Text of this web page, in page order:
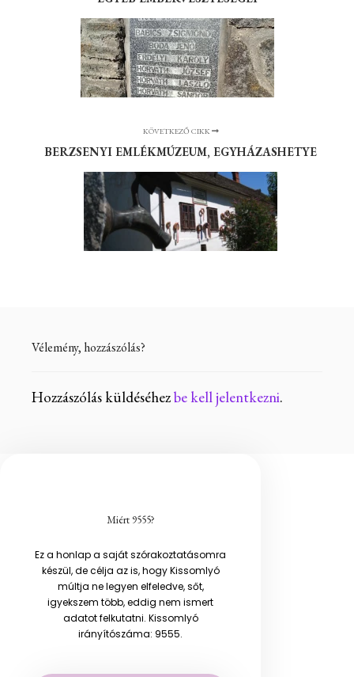
KÖVETKEZŐ CIKK
BERZSENYI EMLÉKMÚZEUM, EGYHÁZASHETYE
Vélemény, hozzászólás?
Hozzászólás küldéséhezbe kell jelentkezni.
Miért 9555?
Ez a honlap a saját szórakoztatásomra
készül, de célja az is, hogy Kissomlyó
múltja ne legyen elfeledve, sőt,
igyekszem több, eddig nem ismert
adatot felkutatni. Kissomlyó
irányítószáma: 9555.